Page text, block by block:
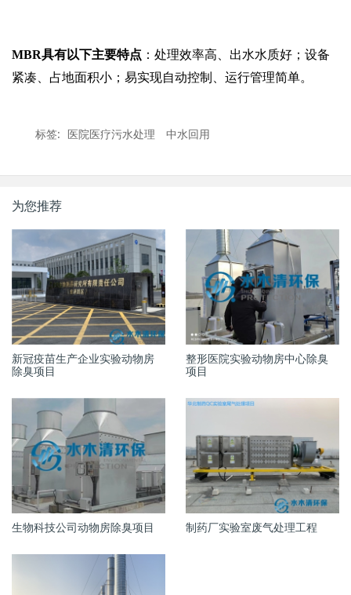
MBR具有以下主要特点 ：处理效率高、出水水质好；设备
紧凑、占地面积小；易实现自动控制、运行管理简单。
标签: 医院医疗污水处理 中水回用
为您推荐
新冠疫苗生产企业实验动物房
除臭项目
整形医院实验动物房中心除臭
项目
生物科技公司动物房除臭项目 制药厂实验室废气处理工程